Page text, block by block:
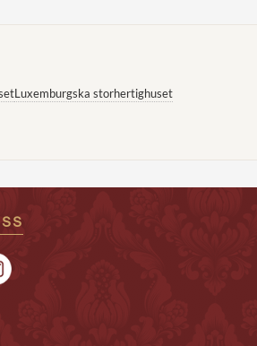
Luxemburgska storhertighuset